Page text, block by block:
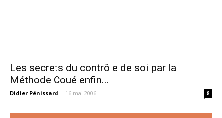
Les secrets du contrôle de soi par la
Méthode Coué enfin...
Didier Pénissard - 16 mai 2006 8